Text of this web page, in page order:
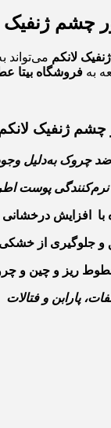
چشم ژنفیک
لانکم می‌تواند
به فروشگاه بیتا
چروک به‌دلیل وجود
نرم‌کنندگی پوست
افزایش
و جلوگیری از
خطوط ریز و چین
پارابن و فتالات